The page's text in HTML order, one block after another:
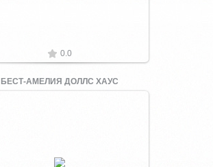
0.0
БЕСТ-АМЕЛИЯ ДОЛЛС ХАУС
Увеличить